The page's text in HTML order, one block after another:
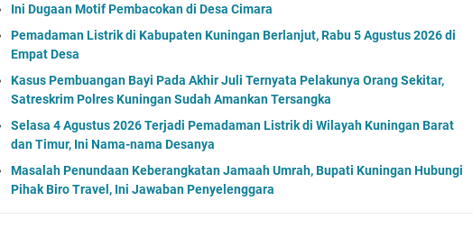
Ini Dugaan Motif Pembacokan di Desa Cimara
Pemadaman Listrik di Kabupaten Kuningan Berlanjut, Rabu 5 Agustus 2026 di
Empat Desa
Kasus Pembuangan Bayi Pada Akhir Juli Ternyata Pelakunya Orang Sekitar,
Satreskrim Polres Kuningan Sudah Amankan Tersangka
Selasa 4 Agustus 2026 Terjadi Pemadaman Listrik di Wilayah Kuningan Barat
dan Timur, Ini Nama-nama Desanya
Masalah Penundaan Keberangkatan Jamaah Umrah, Bupati Kuningan Hubungi
Pihak Biro Travel, Ini Jawaban Penyelenggara